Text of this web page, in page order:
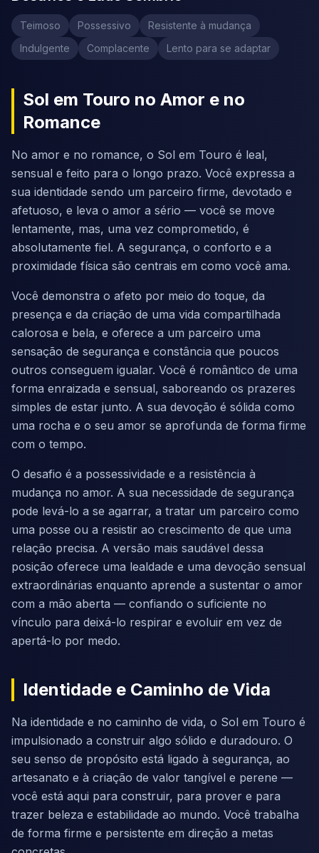
Teimoso Possessivo
Resistente à mudança
Indulgente
Complacente Lento para se adaptar
Sol em Touro no Amor e no
Romance
No amor e no romance, o Sol em Touro é leal,
sensual e feito para o longo prazo. Você expressa a
sua identidade sendo um parceiro firme, devotado e
afetuoso, e leva o amor a sério — você se move
lentamente, mas, uma vez comprometido, é
absolutamente fiel. A segurança, o conforto e a
proximidade física são centrais em como você ama.
Você demonstra o afeto por meio do toque, da
presença e da criação de uma vida compartilhada
calorosa e bela, e oferece a um parceiro uma
sensação de segurança e constância que poucos
outros conseguem igualar. Você é romântico de uma
forma enraizada e sensual, saboreando os prazeres
simples de estar junto. A sua devoção é sólida como
uma rocha e o seu amor se aprofunda de forma firme
com o tempo.
O desafio é a possessividade e a resistência à
mudança no amor. A sua necessidade de segurança
pode levá-lo a se agarrar, a tratar um parceiro como
uma posse ou a resistir ao crescimento de que uma
relação precisa. A versão mais saudável dessa
posição oferece uma lealdade e uma devoção sensual
extraordinárias enquanto aprende a sustentar o amor
com a mão aberta — confiando o suficiente no
vínculo para deixá-lo respirar e evoluir em vez de
apertá-lo por medo.
Identidade e Caminho de Vida
Na identidade e no caminho de vida, o Sol em Touro é
impulsionado a construir algo sólido e duradouro. O
seu senso de propósito está ligado à segurança, ao
artesanato e à criação de valor tangível e perene —
você está aqui para construir, para prover e para
trazer beleza e estabilidade ao mundo. Você trabalha
de forma firme e persistente em direção a metas